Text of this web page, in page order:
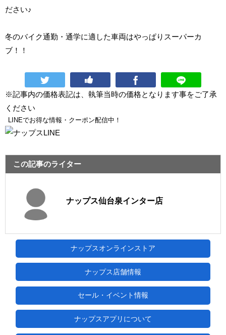
ださい♪
冬のバイク通勤・通学に適した車両はやっぱりスーパーカ
ブ！！
※記事内の価格表記は、執筆当時の価格となります事をご了承
ください
LINEでお得な情報・クーポン配信中！
この記事のライター
ナップス仙台泉インター店
ナップスオンラインストア
ナップス店舗情報
セール・イベント情報
ナップスアプリについて